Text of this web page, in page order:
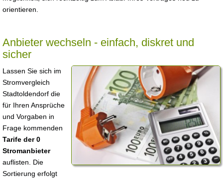
orientieren.
Anbieter wechseln - einfach, diskret und
sicher
Lassen Sie sich im
Stromvergleich
Stadtoldendorf die
für Ihren Ansprüche
und Vorgaben in
Frage kommenden
Tarife der 0
Stromanbieter
auflisten. Die
Sortierung erfolgt